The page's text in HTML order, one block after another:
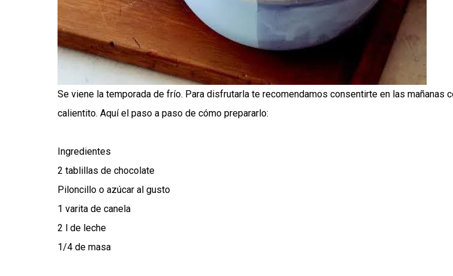
Se viene la temporada de frío. Para disfrutarla te recomendamos consentirte en las mañanas
calientito. Aquí el paso a paso de cómo prepararlo:
Ingredientes
2 tablillas de chocolate
Piloncillo o azúcar al gusto
1 varita de canela
2 l de leche
1/4 de masa